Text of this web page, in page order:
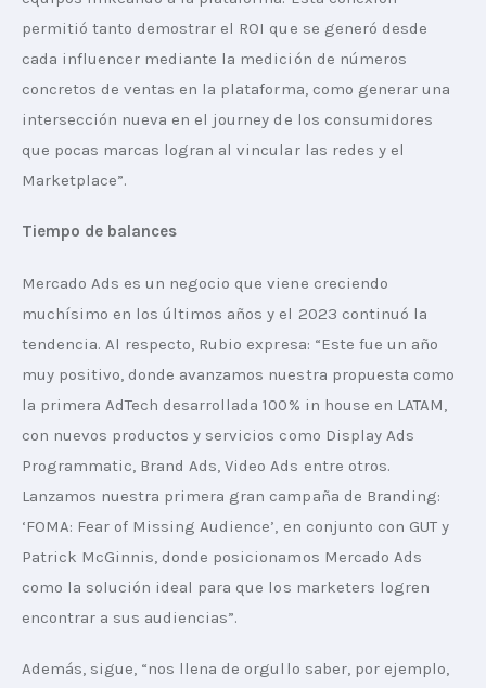
permitió tanto demostrar el ROI que se generó desde
cada influencer mediante la medición de números
concretos de ventas en la plataforma, como generar una
intersección nueva en el journey de los consumidores
que pocas marcas logran al vincular las redes y el
Marketplace”.
Tiempo de balances
Mercado Ads es un negocio que viene creciendo
muchísimo en los últimos años y el 2023 continuó la
tendencia. Al respecto, Rubio expresa: “Este fue un año
muy positivo, donde avanzamos nuestra propuesta como
la primera AdTech desarrollada 100% in house en LATAM,
con nuevos productos y servicios como Display Ads
Programmatic, Brand Ads, Video Ads entre otros.
Lanzamos nuestra primera gran campaña de Branding:
‘FOMA: Fear of Missing Audience’, en conjunto con GUT y
Patrick McGinnis, donde posicionamos Mercado Ads
como la solución ideal para que los marketers logren
encontrar a sus audiencias”.
Además, sigue, “nos llena de orgullo saber, por ejemplo,